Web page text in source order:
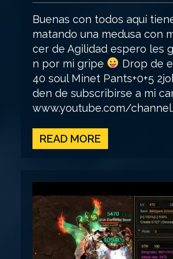
Buenas con todos aquí
matando una medusa con
cer de Agilidad espero les
n por mi gripe
Drop de
40 soul Minet Pants+0+5
den de subscribirse a mi
www.youtube.com/
READ MORE